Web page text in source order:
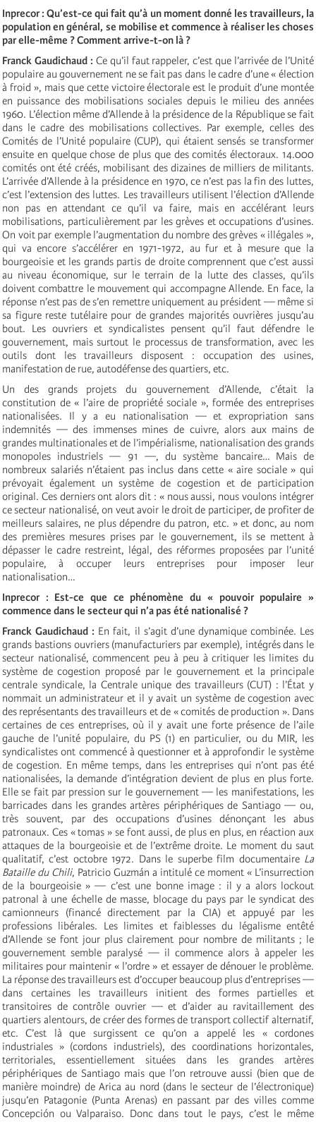
Inprecor : Qu’est-ce qui fait qu’à un moment donné les travailleurs, la
population en général, se mobilise et commence à réaliser les choses
par elle-même ? Comment arrive-t-on là ?
Franck Gaudichaud : Ce qu’il faut rappeler, c’est que l’arrivée de l’Unité
populaire au gouvernement ne se fait pas dans le cadre d’une « élection
à froid », mais que cette victoire électorale est le produit d’une montée
en puissance des mobilisations sociales depuis le milieu des années
1960. L’élection même d’Allende à la présidence de la République se fait
dans le cadre des mobilisations collectives. Par exemple, celles des
Comités de l’Unité populaire (CUP), qui étaient sensés se transformer
ensuite en quelque chose de plus que des comités électoraux. 14.000
comités ont été créés, mobilisant des dizaines de milliers de militants.
L’arrivée d’Allende à la présidence en 1970, ce n’est pas la fin des luttes,
c’est l’extension des luttes. Les travailleurs utilisent l’élection d’Allende
non pas en attendant ce qu’il va faire, mais en accélérant leurs
mobilisations, particulièrement par les grèves et occupations d’usines.
On voit par exemple l’augmentation du nombre des grèves « illégales »,
qui va encore s’accélérer en 1971-1972, au fur et à mesure que la
bourgeoisie et les grands partis de droite comprennent que c’est aussi
au niveau économique, sur le terrain de la lutte des classes, qu’ils
doivent combattre le mouvement qui accompagne Allende. En face, la
réponse n’est pas de s’en remettre uniquement au président — même si
sa figure reste tutélaire pour de grandes majorités ouvrières jusqu’au
bout. Les ouvriers et syndicalistes pensent qu’il faut défendre le
gouvernement, mais surtout le processus de transformation, avec les
outils dont les travailleurs disposent : occupation des usines,
manifestation de rue, autodéfense des quartiers, etc.
Un des grands projets du gouvernement d’Allende, c’était la
constitution de « l’aire de propriété sociale », formée des entreprises
nationalisées. Il y a eu nationalisation — et expropriation sans
indemnités — des immenses mines de cuivre, alors aux mains de
grandes multinationales et de l’impérialisme, nationalisation des grands
monopoles industriels — 91 —, du système bancaire… Mais de
nombreux salariés n’étaient pas inclus dans cette « aire sociale » qui
prévoyait également un système de cogestion et de participation
original. Ces derniers ont alors dit : « nous aussi, nous voulons intégrer
ce secteur nationalisé, on veut avoir le droit de participer, de profiter de
meilleurs salaires, ne plus dépendre du patron, etc. » et donc, au nom
des premières mesures prises par le gouvernement, ils se mettent à
dépasser le cadre restreint, légal, des réformes proposées par l’unité
populaire, à occuper leurs entreprises pour imposer leur
nationalisation…
Inprecor : Est-ce que ce phénomène du « pouvoir populaire »
commence dans le secteur qui n’a pas été nationalisé ?
Franck Gaudichaud : En fait, il s’agit d’une dynamique combinée. Les
grands bastions ouvriers (manufacturiers par exemple), intégrés dans le
secteur nationalisé, commencent peu à peu à critiquer les limites du
système de cogestion proposé par le gouvernement et la principale
centrale syndicale, la Centrale unique des travailleurs (CUT) : l’État y
nommait un administrateur et il y avait un système de cogestion avec
des représentants des travailleurs et de « comités de production ». Dans
certaines de ces entreprises, où il y avait une forte présence de l’aile
gauche de l’unité populaire, du PS (1) en particulier, ou du MIR, les
syndicalistes ont commencé à questionner et à approfondir le système
de cogestion. En même temps, dans les entreprises qui n’ont pas été
nationalisées, la demande d’intégration devient de plus en plus forte.
Elle se fait par pression sur le gouvernement — les manifestations, les
barricades dans les grandes artères périphériques de Santiago — ou,
très souvent, par des occupations d’usines dénonçant les abus
patronaux. Ces « tomas » se font aussi, de plus en plus, en réaction aux
attaques de la bourgeoisie et de l’extrême droite. Le moment du saut
qualitatif, c’est octobre 1972. Dans le superbe film documentaire La
Bataille du Chili, Patricio Guzmán a intitulé ce moment « L’insurrection
de la bourgeoisie » — c’est une bonne image : il y a alors lockout
patronal à une échelle de masse, blocage du pays par le syndicat des
camionneurs (financé directement par la CIA) et appuyé par les
professions libérales. Les limites et faiblesses du légalisme entêté
d’Allende se font jour plus clairement pour nombre de militants ; le
gouvernement semble paralysé — il commence alors à appeler les
militaires pour maintenir « l’ordre » et essayer de dénouer le problème.
La réponse des travailleurs est d’occuper beaucoup plus d’entreprises —
dans certaines les travailleurs initient des formes partielles et
transitoires de contrôle ouvrier — et d’aider au ravitaillement des
quartiers alentours, de créer des formes de transport collectif alternatif,
etc. C’est là que surgissent ce qu’on a appelé les « cordones
industriales » (cordons industriels), des coordinations horizontales,
territoriales, essentiellement situées dans les grandes artères
périphériques de Santiago mais que l’on retrouve aussi (bien que de
manière moindre) de Arica au nord (dans le secteur de l’électronique)
jusqu’en Patagonie (Punta Arenas) en passant par des villes comme
Concepción ou Valparaiso. Donc dans tout le pays, c’est le même